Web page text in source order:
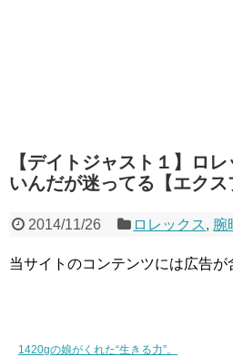
【デイトジャスト１】ロ
いんだが迷ってる【エクス
2014/11/26 ロレックス, 腕
当サイトのコンテンツには広告が
1420gの娘がくれた“生きる力”。